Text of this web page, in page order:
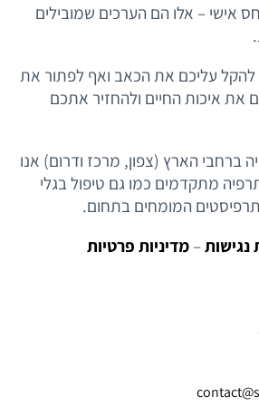
אישי – אלו הם הערכים שמובילים
עליכם את הכאב ואף לפתור את
את איכות החיים ולהחזיר אתכם
ברחבי הארץ (צפון, מרכז ודרום) אנו
מתקדמים כמו גם טיפול בגלי
המומחים בתחום.
–מדיניות פרטיות